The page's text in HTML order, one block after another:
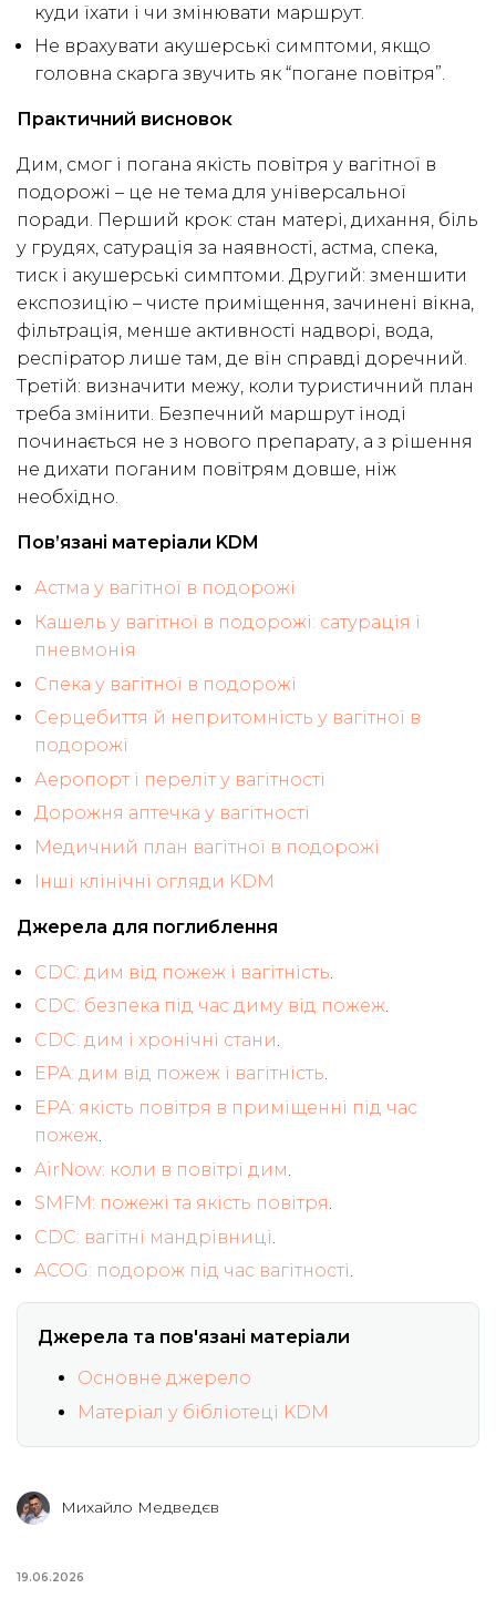
куди їхати і чи змінювати маршрут.
Не врахувати акушерські симптоми, якщо
головна скарга звучить як “погане повітря”.
Практичний висновок
Дим, смог і погана якість повітря у вагітної в
подорожі – це не тема для універсальної
поради. Перший крок: стан матері, дихання, біль
у грудях, сатурація за наявності, астма, спека,
тиск і акушерські симптоми. Другий: зменшити
експозицію – чисте приміщення, зачинені вікна,
фільтрація, менше активності надворі, вода,
респіратор лише там, де він справді доречний.
Третій: визначити межу, коли туристичний план
треба змінити. Безпечний маршрут іноді
починається не з нового препарату, а з рішення
не дихати поганим повітрям довше, ніж
необхідно.
Пов’язані матеріали KDM
Астма у вагітної в подорожі
Кашель у вагітної в подорожі: сатурація і
пневмонія
Спека у вагітної в подорожі
Серцебиття й непритомність у вагітної в
подорожі
Аеропорт і переліт у вагітності
Дорожня аптечка у вагітності
Медичний план вагітної в подорожі
Інші клінічні огляди KDM
Джерела для поглиблення
CDC: дим від пожеж і вагітність
CDC: безпека під час диму від пожеж.
CDC: дим і хронічні стани
EPA: дим від пожеж і вагітність.
EPA: якість повітря в приміщенні під час
пожеж.
AirNow: коли в повітрі дим
SMFM: пожежі та якість повітря.
CDC: вагітні мандрівниці
ACOG: подорож під час вагітності.
Джерела та пов'язані матеріали
Основне джерело
Матеріал у бібліотеці KDM
Михайло Медведєв
19.06.2026